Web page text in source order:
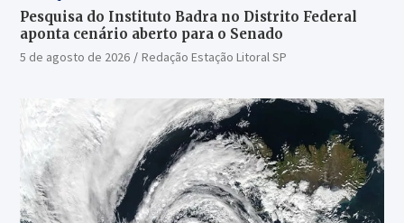
Pesquisa do Instituto Badra no Distrito Federal
aponta cenário aberto para o Senado
5 de agosto de 2026 Redação Estação Litoral SP